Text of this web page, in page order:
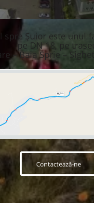
spre Șuior este unul
pe DN 18, pe
– Baia Sprie –
Contactează-ne